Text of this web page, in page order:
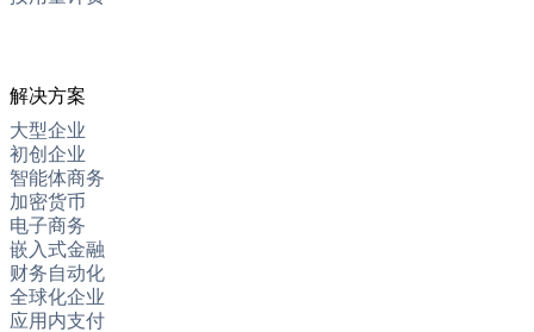
解决方案
大型企业
初创企业
智能体商务
加密货币
电子商务
嵌入式金融
财务自动化
全球化企业
应用内支付